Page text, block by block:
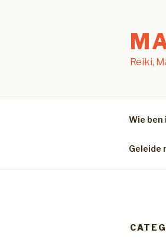
Reiki,
Wie ben
Geleide